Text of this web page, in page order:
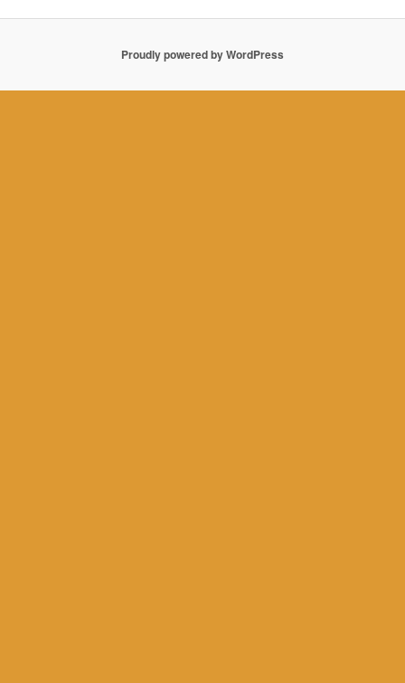
Proudly powered by WordPress